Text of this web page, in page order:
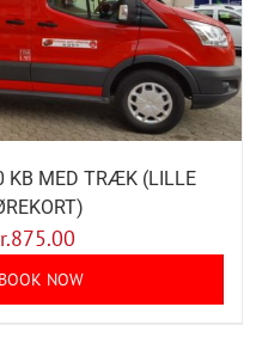
KB MED TRÆK (LILLE
875.00
BOOK NOW